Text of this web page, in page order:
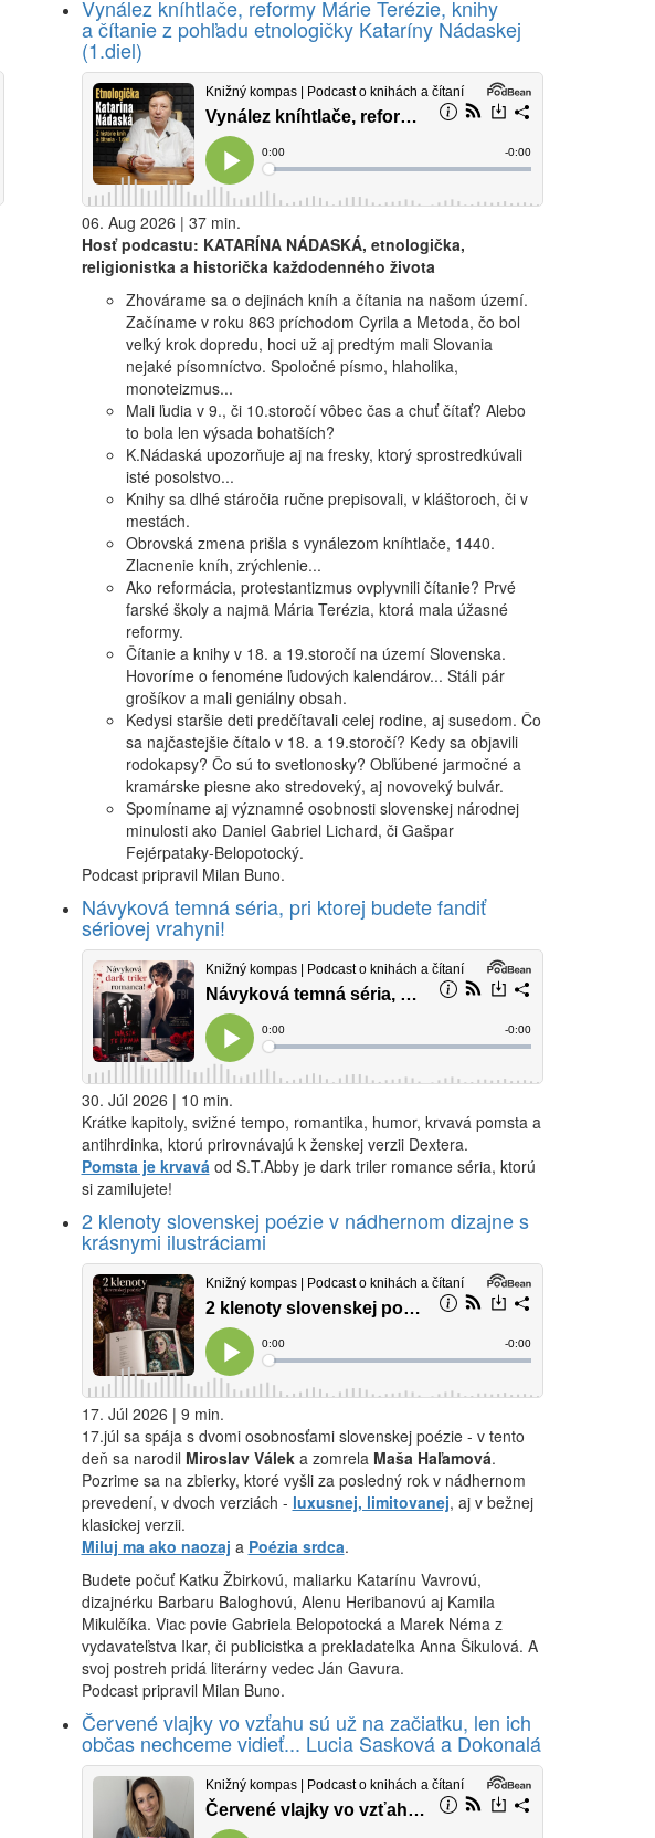
Vynález kníhtlače, reformy Márie Terézie, knihy
a čítanie z pohľadu etnologičky Kataríny Nádaskej
(1.diel)
06. Aug 2026 | 37 min.
Hosť podcastu: KATARÍNA NÁDASKÁ, etnologička,
religionistka a historička každodenného života
Zhovárame sa o dejinách kníh a čítania na našom území.
Začíname v roku 863 príchodom Cyrila a Metoda, čo bol
veľký krok dopredu, hoci už aj predtým mali Slovania
nejaké písomníctvo. Spoločné písmo, hlaholika,
monoteizmus...
Mali ľudia v 9., či 10.storočí vôbec čas a chuť čítať? Alebo
to bola len výsada bohatších?
K.Nádaská upozorňuje aj na fresky, ktorý sprostredkúvali
isté posolstvo...
Knihy sa dlhé stáročia ručne prepisovali, v kláštoroch, či v
mestách.
Obrovská zmena prišla s vynálezom kníhtlače, 1440.
Zlacnenie kníh, zrýchlenie...
Ako reformácia, protestantizmus ovplyvnili čítanie? Prvé
farské školy a najmä Mária Terézia, ktorá mala úžasné
reformy.
Čítanie a knihy v 18. a 19.storočí na území Slovenska.
Hovoríme o fenoméne ľudových kalendárov... Stáli pár
grošíkov a mali geniálny obsah.
Kedysi staršie deti predčítavali celej rodine, aj susedom. Čo
sa najčastejšie čítalo v 18. a 19.storočí? Kedy sa objavili
rodokapsy? Čo sú to svetlonosky? Obľúbené jarmočné a
kramárske piesne ako stredoveký, aj novoveký bulvár.
Spomíname aj významné osobnosti slovenskej národnej
minulosti ako Daniel Gabriel Lichard, či Gašpar
Fejérpataky-Belopotocký.
Podcast pripravil Milan Buno.
Návyková temná séria, pri ktorej budete fandiť
sériovej vrahyni!
30. Júl 2026 | 10 min.
Krátke kapitoly, svižné tempo, romantika, humor, krvavá pomsta a
antihrdinka, ktorú prirovnávajú k ženskej verzii Dextera.
Pomsta je krvaváod S.T.Abby je dark triler romance séria, ktorú
si zamilujete!
2 klenoty slovenskej poézie v nádhernom dizajne s
krásnymi ilustráciami
17. Júl 2026 | 9 min.
17.júl sa spája s dvomi osobnosťami slovenskej poézie - v tento
deň sa narodil Miroslav Váleka zomrela Maša Haľamová.
Pozrime sa na zbierky, ktoré vyšli za posledný rok v nádhernom
prevedení, v dvoch verziách - luxusnej, limitovanej, aj v bežnej
klasickej verzii.
Miluj ma ako naozaj a Poézia srdca.
Budete počuť Katku Žbirkovú, maliarku Katarínu Vavrovú,
dizajnérku Barbaru Baloghovú, Alenu Heribanovú aj Kamila
Mikulčíka. Viac povie Gabriela Belopotocká a Marek Néma z
vydavateľstva Ikar, či publicistka a prekladateľka Anna Šikulová. A
svoj postreh pridá literárny vedec Ján Gavura.
Podcast pripravil Milan Buno.
Červené vlajky vo vzťahu sú už na začiatku, len ich
občas nechceme vidieť... Lucia Sasková a Dokonalá